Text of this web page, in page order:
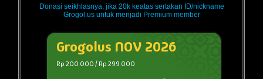
Donasi seikhlasnya, jika 20k keatas sertakan ID/nickname
Grogol.us untuk menjadi Premium member